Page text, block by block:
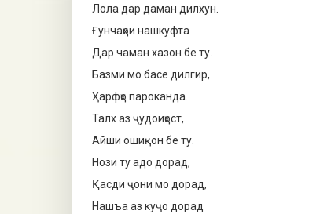
Лола дар даман дилхун.
Ғунчаҳои нашкуфта
Дар чаман хазон бе ту.
Базми мо басе дилгир,
Ҳарфҳо пароканда.
Талх аз ҷудоиҳост,
Айши ошиқон бе ту.
Нози ту адо дорад,
Қасди ҷони мо дорад,
Нашъа аз куҷо дорад